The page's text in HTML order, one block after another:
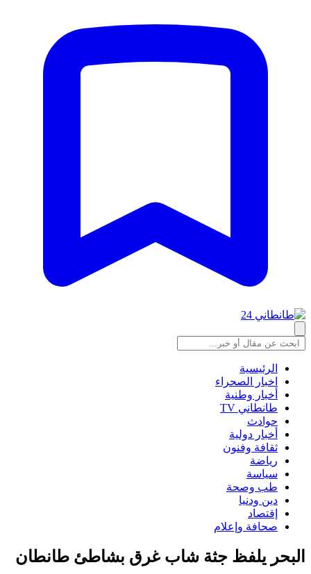
الرئيسية
اخبار الصحراء
أخبار وطنية
طانطاني TV
حوادث
أخبار دولية
ثقافة وفنون
رياضة
سياسة
طب وصحة
دين ودنيا
إقتصاد
صحافة وإعلام
البحر يلفظ جثة شاب غرق بشاطئ طانطان